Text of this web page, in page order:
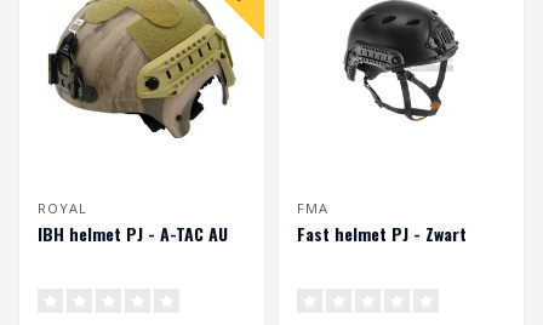
ROYAL
IBH helmet PJ - A-TAC AU
FMA
Fast helmet PJ - Zwart